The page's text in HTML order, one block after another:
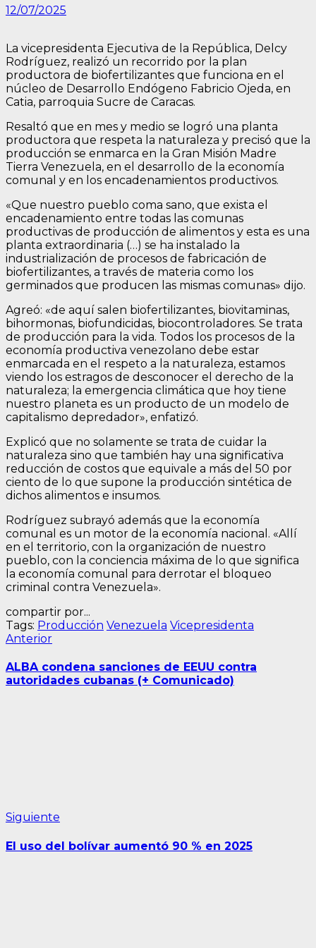
12/07/2025
La vicepresidenta Ejecutiva de la República, Delcy
Rodríguez, realizó un recorrido por la plan
productora de biofertilizantes que funciona en el
núcleo de Desarrollo Endógeno Fabricio Ojeda, en
Catia, parroquia Sucre de Caracas.
Resaltó que en mes y medio se logró una planta
productora que respeta la naturaleza y precisó que la
producción se enmarca en la Gran Misión Madre
Tierra Venezuela, en el desarrollo de la economía
comunal y en los encadenamientos productivos.
«Que nuestro pueblo coma sano, que exista el
encadenamiento entre todas las comunas
productivas de producción de alimentos y esta es una
planta extraordinaria (…) se ha instalado la
industrialización de procesos de fabricación de
biofertilizantes, a través de materia como los
germinados que producen las mismas comunas» dijo.
Agreó: «de aquí salen biofertilizantes, biovitaminas,
bihormonas, biofundicidas, biocontroladores. Se trata
de producción para la vida. Todos los procesos de la
economía productiva venezolano debe estar
enmarcada en el respeto a la naturaleza, estamos
viendo los estragos de desconocer el derecho de la
naturaleza; la emergencia climática que hoy tiene
nuestro planeta es un producto de un modelo de
capitalismo depredador», enfatizó.
Explicó que no solamente se trata de cuidar la
naturaleza sino que también hay una significativa
reducción de costos que equivale a más del 50 por
ciento de lo que supone la producción sintética de
dichos alimentos e insumos.
Rodríguez subrayó además que la economía
comunal es un motor de la economía nacional. «Allí
en el territorio, con la organización de nuestro
pueblo, con la conciencia máxima de lo que significa
la economía comunal para derrotar el bloqueo
criminal contra Venezuela».
compartir por...
Tags: Producción Venezuela Vicepresidenta
Navegación
de
entradas
AnteriorEntrada
ALBA condena sanciones de EEUU contra
autoridades cubanas (+ Comunicado)
Siguiente
El uso del bolívar aumentó 90 % en 2025